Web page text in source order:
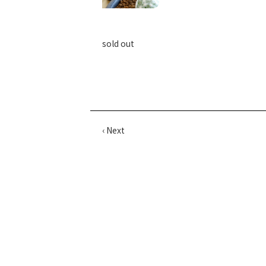
sold out
‹ Next